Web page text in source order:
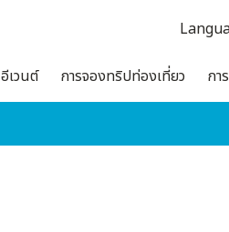
อีเวนต์ การจองทริปท่องเที่ยว กา
日